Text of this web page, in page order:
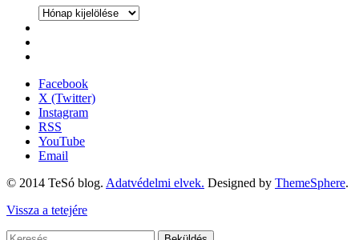
Archívum
Facebook
X (Twitter)
Instagram
RSS
YouTube
Email
© 2014 TeSó blog. Adatvédelmi elvek. Designed by ThemeSphere.
Vissza a tetejére